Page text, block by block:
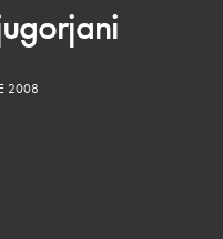
2008